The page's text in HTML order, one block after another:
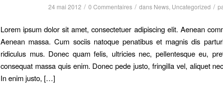
24 mai 2012 / 0 Commentaires / dans News, Uncategorized /
Lorem ipsum dolor sit amet, consectetuer adipiscing elit. Aenean
Aenean massa. Cum sociis natoque penatibus et magnis dis
ridiculus mus. Donec quam felis, ultricies nec, pellentesque eu,
consequat massa quis enim. Donec pede justo, fringilla vel, aliquet
In enim justo, […]